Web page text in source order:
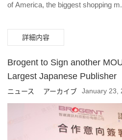
of America, the biggest shopping
詳細内容
Brogent to Sign another
Largest Japanese Publisher
ニュース アーカイブ January 23,